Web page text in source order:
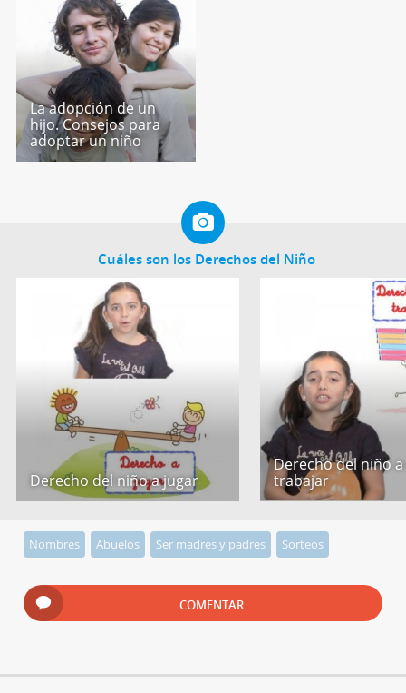
La adopción de un
hijo. Consejos para
adoptar un niño
Cuáles son los Derechos del Niño
Derecho del niño a jugar
Derecho del niño
trabajar
Nombres Abuelos Ser madres y padres Sorteos
COMENTAR